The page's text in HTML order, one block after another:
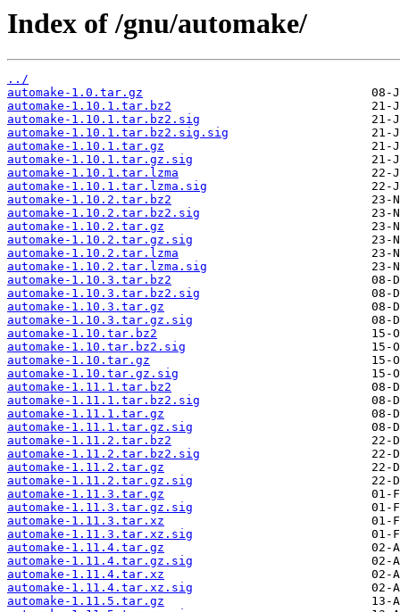
Index of /gnu/automake/
../
automake-1.0.tar.gz
automake-1.10.1.tar.bz2
automake-1.10.1.tar.bz2.sig
automake-1.10.1.tar.bz2.sig.sig
automake-1.10.1.tar.gz
automake-1.10.1.tar.gz.sig
automake-1.10.1.tar.lzma
automake-1.10.1.tar.lzma.sig
automake-1.10.2.tar.bz2
automake-1.10.2.tar.bz2.sig
automake-1.10.2.tar.gz
automake-1.10.2.tar.gz.sig
automake-1.10.2.tar.lzma
automake-1.10.2.tar.lzma.sig
automake-1.10.3.tar.bz2
automake-1.10.3.tar.bz2.sig
automake-1.10.3.tar.gz
automake-1.10.3.tar.gz.sig
automake-1.10.tar.bz2
automake-1.10.tar.bz2.sig
automake-1.10.tar.gz
automake-1.10.tar.gz.sig
automake-1.11.1.tar.bz2
automake-1.11.1.tar.bz2.sig
automake-1.11.1.tar.gz
automake-1.11.1.tar.gz.sig
automake-1.11.2.tar.bz2
automake-1.11.2.tar.bz2.sig
automake-1.11.2.tar.gz
automake-1.11.2.tar.gz.sig
automake-1.11.3.tar.gz
automake-1.11.3.tar.gz.sig
automake-1.11.3.tar.xz
automake-1.11.3.tar.xz.sig
automake-1.11.4.tar.gz
automake-1.11.4.tar.gz.sig
automake-1.11.4.tar.xz
automake-1.11.4.tar.xz.sig
automake-1.11.5.tar.gz